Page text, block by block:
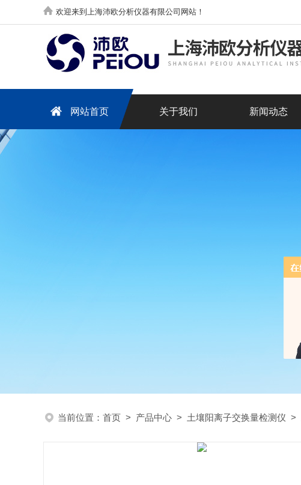
欢迎来到上海沛欧分析仪器有限公司网站！
网站首页 关于我们 新闻动态
当前位置： 首页 > 产品中心 > 土壤阳离子交换量检测仪 >